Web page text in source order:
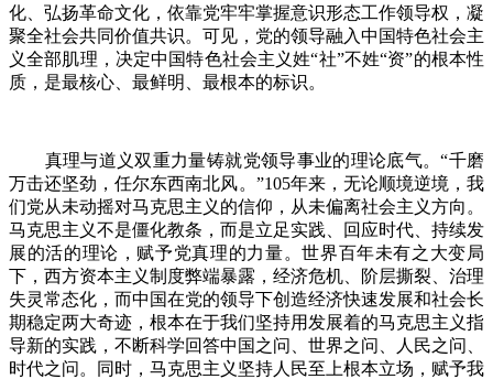
化、弘扬革命文化，依靠党牢牢掌握意识形态工作领导权，凝
聚全社会共同价值共识。可见，党的领导融入中国特色社会主
义全部肌理，决定中国特色社会主义姓“社”不姓“资”的根本性
质，是最核心、最鲜明、最根本的标识。
真理与道义双重力量铸就党领导事业的理论底气。“千磨
万击还坚劲，任尔东西南北风。”105年来，无论顺境逆境，我
们党从未动摇对马克思主义的信仰，从未偏离社会主义方向。
马克思主义不是僵化教条，而是立足实践、回应时代、持续发
展的活的理论，赋予党真理的力量。世界百年未有之大变局
下，西方资本主义制度弊端暴露，经济危机、阶层撕裂、治理
失灵常态化，而中国在党的领导下创造经济快速发展和社会长
期稳定两大奇迹，根本在于我们坚持用发展着的马克思主义指
导新的实践，不断科学回答中国之问、世界之问、人民之问、
时代之问。同时，马克思主义坚持人民至上根本立场，赋予我